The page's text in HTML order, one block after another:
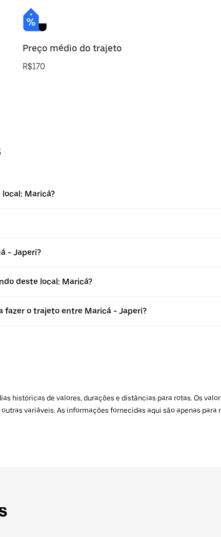
Preço médio do trajeto
R$170
Maricá?
- Japeri?
deste local: Maricá?
fazer o trajeto entre Maricá - Japeri?
históricas de valores, durações e distâncias para rotas. Os
variáveis. As informações fornecidas aqui são apenas para